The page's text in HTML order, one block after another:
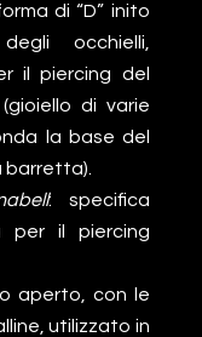
di “D” inito
occhielli,
il piercing del
di varie
la base del
barretta).
: specifica
per il piercing
aperto, con le
utilizzato in